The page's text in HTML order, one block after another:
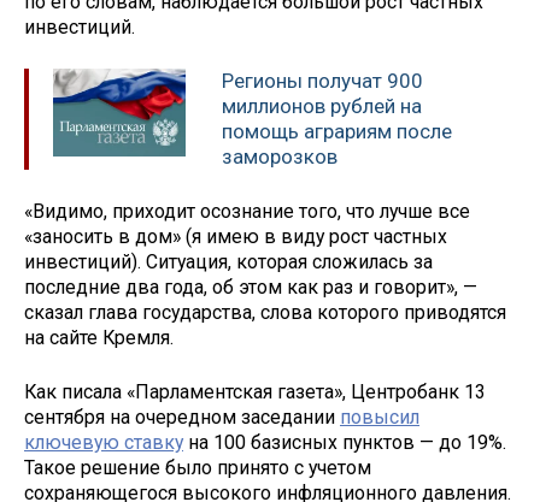
инвестиций.
Регионы получат 900
миллионов рублей на
помощь аграриям после
заморозков
«Видимо, приходит осознание того, что лучше все
«заносить в дом» (я имею в виду рост частных
инвестиций). Ситуация, которая сложилась за
последние два года, об этом как раз и говорит», —
сказал глава государства, слова которого приводятся
на сайте Кремля.
Как писала «Парламентская газета», Центробанк 13
сентября на очередном заседании повысил
ключевую ставку на 100 базисных пунктов — до 19%.
Такое решение было принято с учетом
сохраняющегося высокого инфляционного давления.